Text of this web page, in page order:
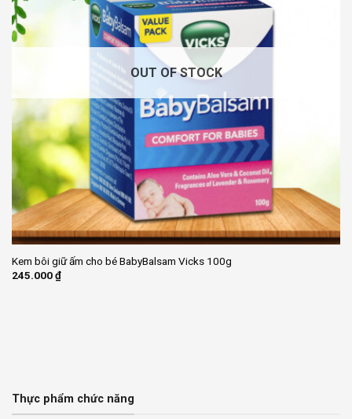
OUT OF STOCK
Kem bôi giữ ấm cho bé BabyBalsam Vicks 100g
245.000₫
Thực phẩm chức năng